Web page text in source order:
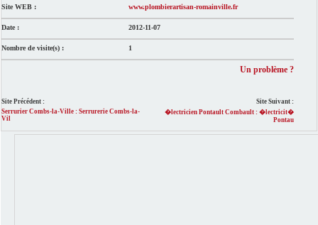
Site WEB : www.plombierartisan-romainville.fr
Date : 2012-11-07
Nombre de visite(s) : 1
Un problème ?
Site Précédent :
Site Suivant :
Serrurier Combs-la-Ville : Serrurerie Combs-la-
Vil
�lectricien Pontault Combault : �lectricit�
Pontau